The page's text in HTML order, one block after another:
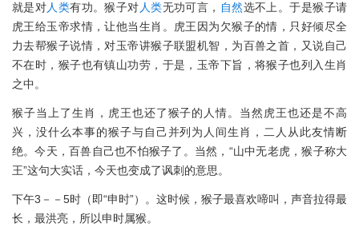
就是对人类有功。猴子对人类无功可言， 自然选不上。于是猴子请
虎王给玉帝求情，让他当生肖。虎王因为欠猴子的情，只好倾尽全
力去帮猴子说情，对玉帝讲猴子联盟机智，为百兽之首，又说自己
不在时，猴子也有镇山功劳，于是，玉帝下旨，将猴子也列入生肖
之中。
猴子当上了生肖，虎王也还了猴子的人情。当然虎王也还是不高
兴，没什么本事的猴子与自己并列为人间生肖，二人从此友情断
绝。今天，百兽自己也不怕猴子了。当然，“山中无老虎，猴子称大
王”这句大实话，今天也变成了讽刺的意思。
下午3－－5时（即“申时”）。这时候，猴子最喜欢啼叫，声音拉得最
长，最洪亮，所以申时属猴。